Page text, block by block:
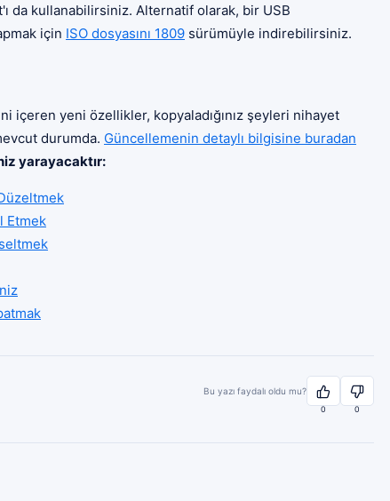
da kullanabilirsiniz. Alternatif olarak, bir USB
için ISO dosyasını 1809 sürümüyle indirebilirsiniz.
içeren yeni özellikler, kopyaladığınız şeyleri nihayet
durumda. Güncellemenin detaylı bilgisine buradan
yarayacaktır:
Etmek
Bu yazı faydalı oldu mu?
0 0